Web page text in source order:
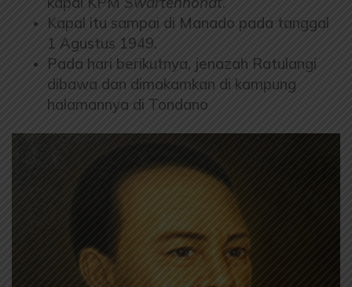
Kapal itu sampai di Manado pada tanggal
1 Agustus 1949.
Pada hari berikutnya, jenazah Ratulangi
dibawa dan dimakamkan di kampung
halamannya di Tondano